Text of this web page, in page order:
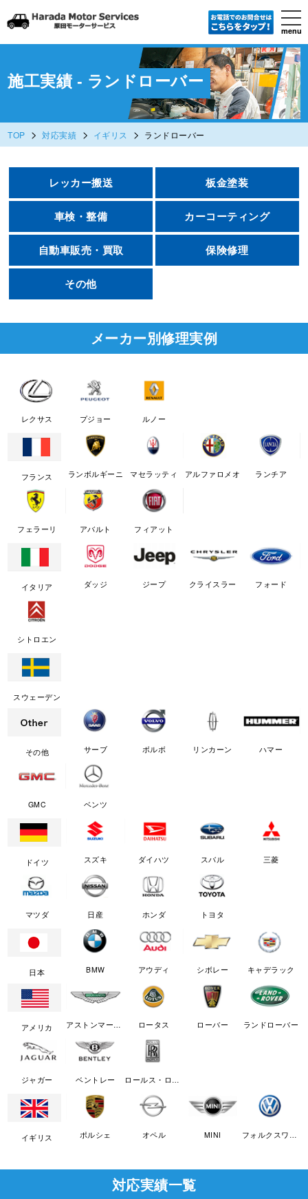
Skip
content
menu
施工実績 - ランドローバー
TOP > 対応実績 > イギリス > ランドローバー
レッカー搬送 板金塗装
車検・整備 カーコーティング
自動車販売・買取 保険修理
その他
メーカー別修理実例
レクサス プジョー ルノー
フランス ランボルギーニ マセラッティ アルファロメオ ランチア
フェラーリ アバルト フィアット
イタリア ダッジ ジープ クライスラー フォード
シトロエン
スウェーデン
その他 サーブ ボルボ リンカーン ハマー
GMC ベンツ
ドイツ スズキ ダイハツ スバル 三菱
マツダ 日産 ホンダ トヨタ
日本 BMW アウディ シボレー キャデラック
アメリカ アストンマーチン ロータス ローバー ランドローバー
ジャガー ベントレー ロールス・ロイス
イギリス ポルシェ オペル MINI フォルクスワーゲン
対応実績一覧